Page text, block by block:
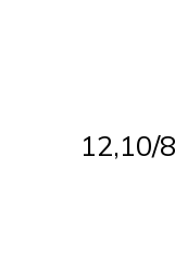
12,10/